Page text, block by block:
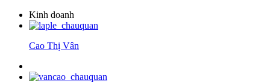
Kinh doanh
Cao Thị Vân